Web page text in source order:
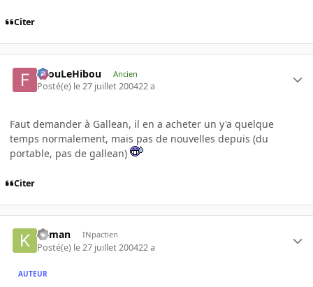
Citer
FilouLeHibou Ancien
Posté(e) le 27 juillet 200422 a
Faut demander à Gallean, il en a acheter un y'a quelque
temps normalement, mais pas de nouvelles depuis (du
portable, pas de gallean)
Citer
Keman INpactien
Posté(e) le 27 juillet 200422 a
AUTEUR